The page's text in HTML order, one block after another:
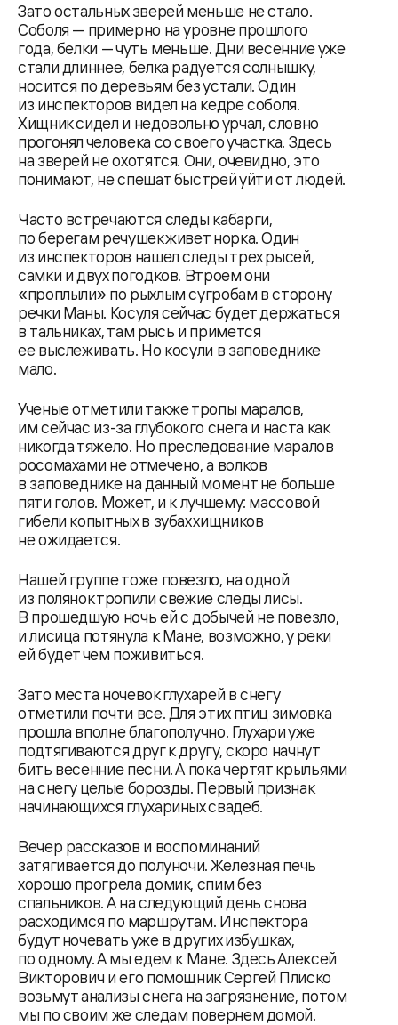
Зато остальных зверей меньше не стало.
Соболя — примерно на уровне прошлого
года, белки — чуть меньше. Дни весенние уже
стали длиннее, белка радуется солнышку,
носится по деревьям без устали. Один
из инспекторов видел на кедре соболя.
Хищник сидел и недовольно урчал, словно
прогонял человека со своего участка. Здесь
на зверей не охотятся. Они, очевидно, это
понимают, не спешат быстрей уйти от людей.
Часто встречаются следы кабарги,
по берегам речушек живет норка. Один
из инспекторов нашел следы трех рысей,
самки и двух погодков. Втроем они
«проплыли» по рыхлым сугробам в сторону
речки Маны. Косуля сейчас будет держаться
в тальниках, там рысь и примется
ее выслеживать. Но косули в заповеднике
мало.
Ученые отметили также тропы маралов,
им сейчас из-за глубокого снега и наста как
никогда тяжело. Но преследование маралов
росомахами не отмечено, а волков
в заповеднике на данный момент не больше
пяти голов. Может, и к лучшему: массовой
гибели копытных в зубах хищников
не ожидается.
Нашей группе тоже повезло, на одной
из полянок тропили свежие следы лисы.
В прошедшую ночь ей с добычей не повезло,
и лисица потянула к Мане, возможно, у реки
ей будет чем поживиться.
Зато места ночевок глухарей в снегу
отметили почти все. Для этих птиц зимовка
прошла вполне благополучно. Глухари уже
подтягиваются друг к другу, скоро начнут
бить весенние песни. А пока чертят крыльями
на снегу целые борозды. Первый признак
начинающихся глухариных свадеб.
Вечер рассказов и воспоминаний
затягивается до полуночи. Железная печь
хорошо прогрела домик, спим без
спальников. А на следующий день снова
расходимся по маршрутам. Инспектора
будут ночевать уже в других избушках,
по одному. А мы едем к Мане. Здесь Алексей
Викторович и его помощник Сергей Плиско
возьмут анализы снега на загрязнение, потом
мы по своим же следам повернем домой.